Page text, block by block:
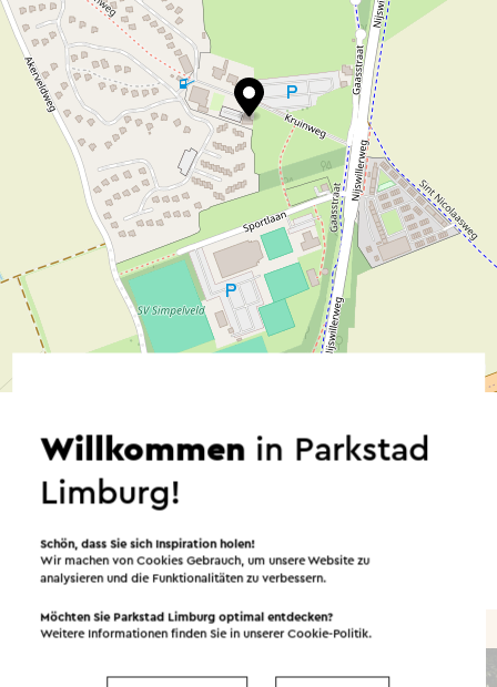
Organisiert von
Fietsverhuur Zuid-Limburg
Radtour
Willkommen in Parkstad
Limburg!
Schön, dass Sie sich Inspiration holen!
Wir machen von Cookies Gebrauch, um unsere Website zu
analysieren und die Funktionalitäten zu verbessern.
Möchten Sie Parkstad Limburg optimal entdecken?
Weitere Informationen finden Sie in unsererCookie-Politik.